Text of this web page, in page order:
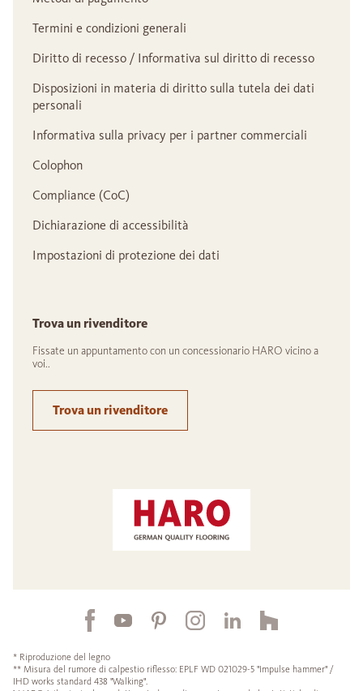
Termini e condizioni generali
Diritto di recesso / Informativa sul diritto di recesso
Disposizioni in materia di diritto sulla tutela dei dati
personali
Informativa sulla privacy per i partner commerciali
Colophon
Compliance (CoC)
Dichiarazione di accessibilità
Impostazioni di protezione dei dati
Trova un rivenditore
Fissate un appuntamento con un concessionario HARO vicino a
voi..
Trova un rivenditore
* Riproduzione del legno
** Misura del rumore di calpestio riflesso: EPLF WD 021029-5 "Impulse hammer" /
IHD works standard 438 "Walking".